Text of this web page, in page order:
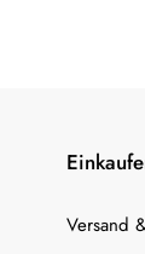
Versand